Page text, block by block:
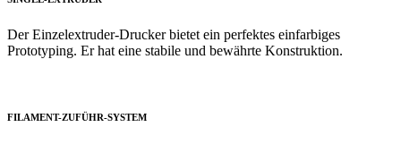
Der Einzelextruder-Drucker bietet ein perfektes einfarbiges
Prototyping. Er hat eine stabile und bewährte Konstruktion.
FILAMENT-ZUFÜHR-SYSTEM